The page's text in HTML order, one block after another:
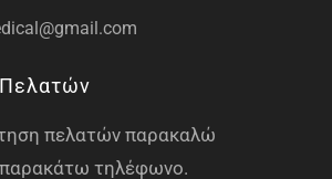
πελατών παρακαλώ
τηλέφωνο.